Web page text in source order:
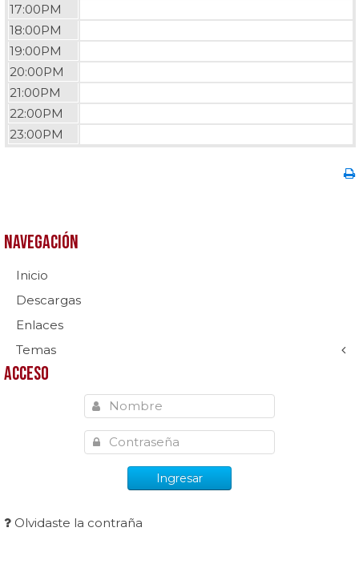
17:00PM
18:00PM
19:00PM
20:00PM
21:00PM
22:00PM
23:00PM
Navegación
Inicio
Descargas
Enlaces
Temas
Acceso
Ingresar
Olvidaste la contraña